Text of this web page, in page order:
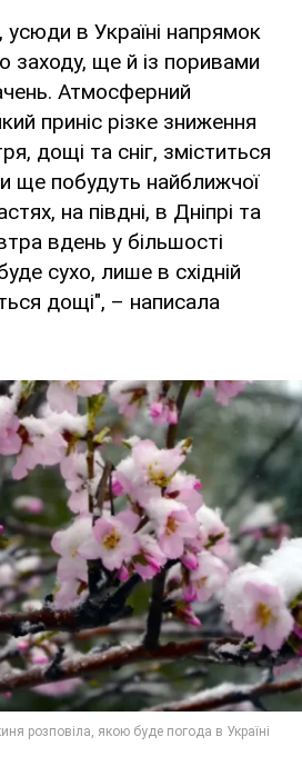
усюди в Україні напрямок
заходу, ще й із поривами
Атмосферний
приніс різке зниження
дощі та сніг, зміститься
ще побудуть найближчої
на півдні, в Дніпрі та
вдень у більшості
сухо, лише в східній
дощі", – написала